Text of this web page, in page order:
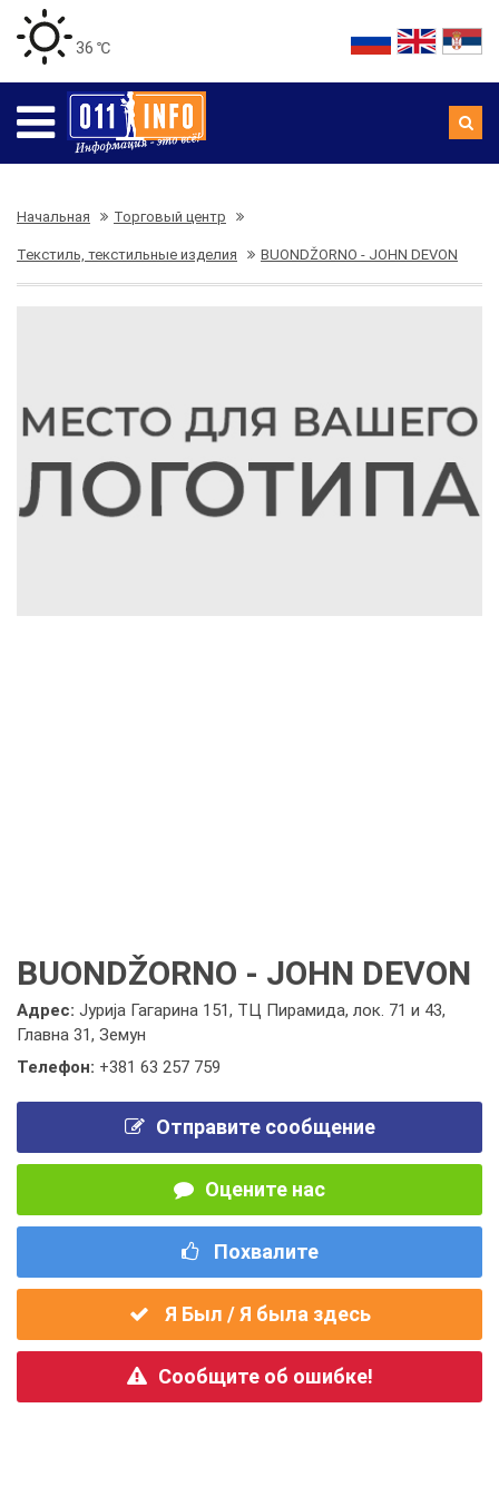
36 ℃
Начальная Торговый центр
Текстиль, текстильные изделия BUONDŽORNO - JOHN DEVON
BUONDŽORNO - JOHN DEVON
Адрес: Јурија Гагарина 151, ТЦ Пирамида, лок. 71 и 43,
Главна 31, Земун
Телефон: +381 63 257 759
Отправите сообщение
Оцените нас
Похвалите
Я Был / Я была здесь
Сообщите об ошибке!